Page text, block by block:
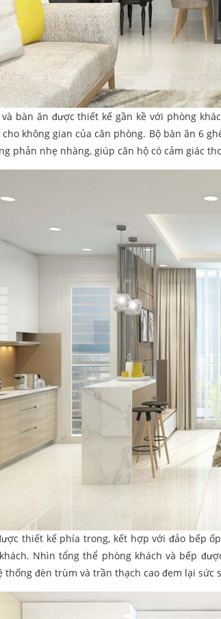
và bàn ăn được thiết kế gần kề với phòng
không gian của căn phòng. Bộ bàn ăn 6
phản nhẹ nhàng, giúp căn hộ có cảm giác
thiết kế phía trong, kết hợp với đảo bếp
Nhìn tổng thể phòng khách và bếp
thống đèn trùm và trần thạch cao đem lại sức